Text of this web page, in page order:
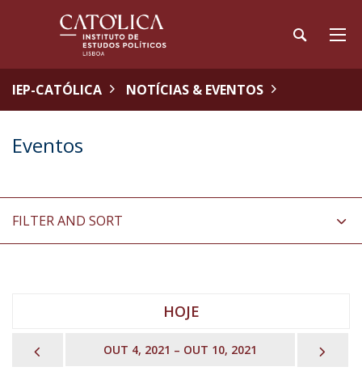
IEP-CATÓLICA NOTÍCIAS & EVENTOS
Eventos
FILTER AND SORT
HOJE
PREVIOUSOUT 4, 2021 – OUT 10, 2021